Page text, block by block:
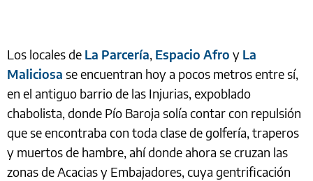
Los locales de La Parcería, Espacio Afro y La
Maliciosa se encuentran hoy a pocos metros entre sí,
en el antiguo barrio de las Injurias, expoblado
chabolista, donde Pío Baroja solía contar con repulsión
que se encontraba con toda clase de golfería, traperos
y muertos de hambre, ahí donde ahora se cruzan las
zonas de Acacias y Embajadores, cuya gentrificación